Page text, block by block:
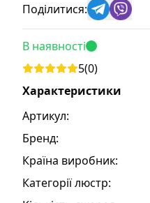
Поділитися:
В наявності
5(0)
Характеристики
Артикул:
Бренд:
Країна виробник:
Категорії люстр: